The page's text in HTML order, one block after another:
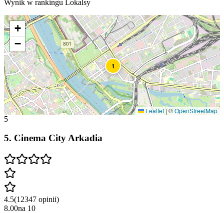
Wynik w rankingu Lokalsy
1
+
−
Leaflet|©OpenStreetMap
5
5. Cinema City Arkadia
4.5(12347 opinii)
8.00na 10